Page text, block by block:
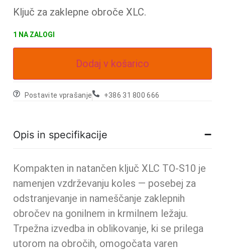
Ključ za zaklepne obroče XLC.
1 NA ZALOGI
Dodaj v košarico
Postavite vprašanje +386 31 800 666
Opis in specifikacije
Kompakten in natančen ključ XLC TO‑S10 je
namenjen vzdrževanju koles — posebej za
odstranjevanje in nameščanje zaklepnih
obročev na gonilnem in krmilnem ležaju.
Trpežna izvedba in oblikovanje, ki se prilega
utorom na obročih, omogočata varen